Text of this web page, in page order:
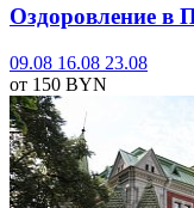
Оздоровление в
09.08 16.08 23.08
от 150 BYN